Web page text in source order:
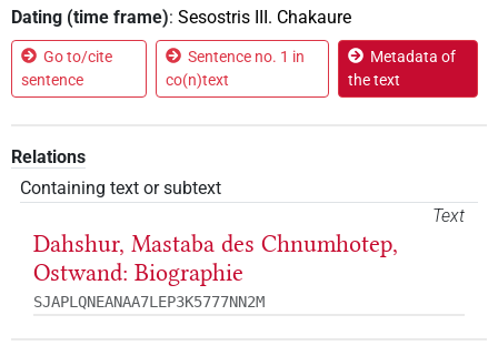
Dating (time frame): Sesostris III. Chakaure
Go to/cite
sentence
Sentence no. 1 in
co(n)text
Metadata of
the text
Relations
Containing text or subtext
Text
Dahshur, Mastaba des Chnumhotep,
Ostwand: Biographie
SJAPLQNEANAA7LEP3K5777NN2M